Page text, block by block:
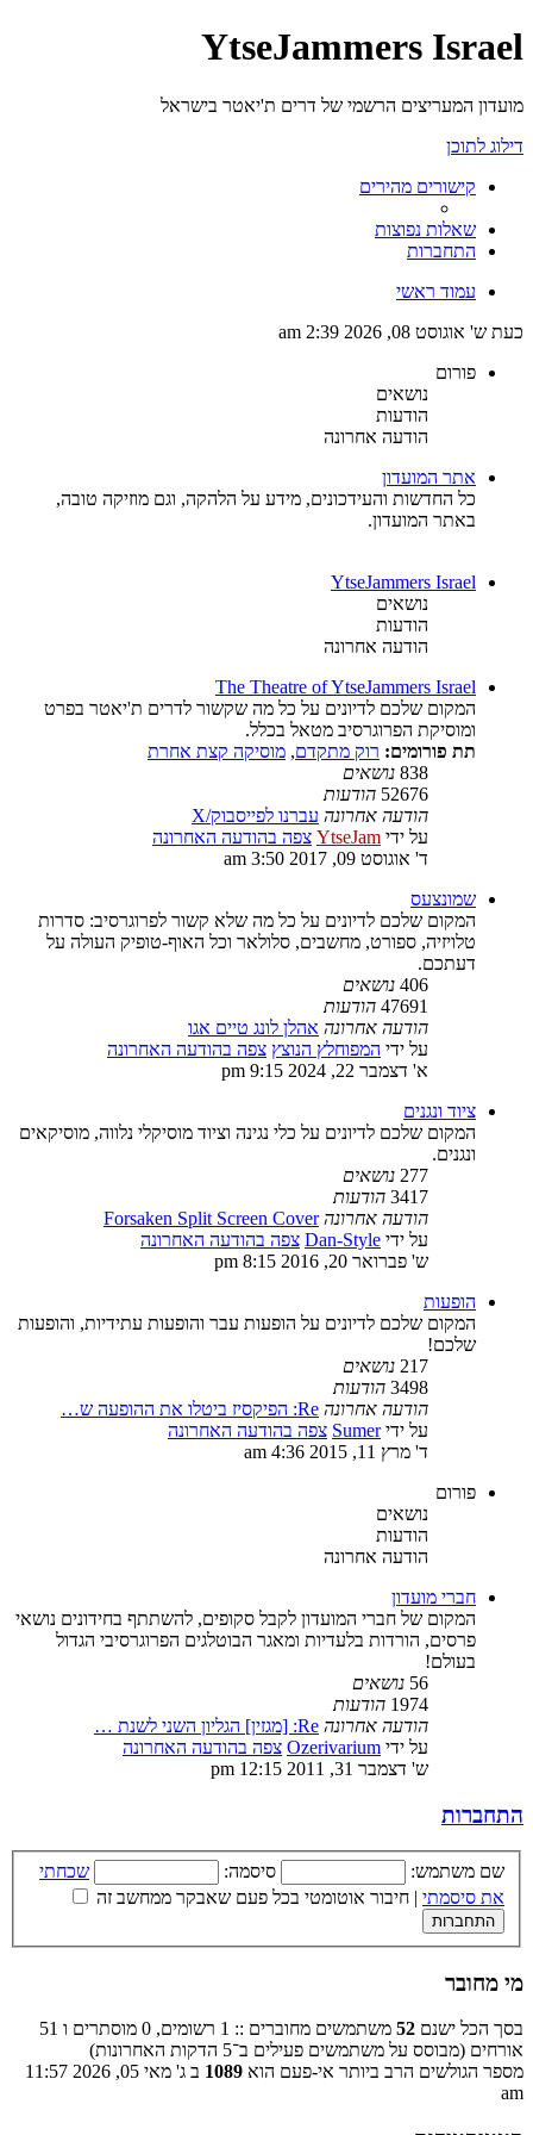
YtseJammers Israel
מועדון המעריצים הרשמי של דרים ת'יאטר בישראל
דילוג לתוכן
קישורים מהירים
שאלות נפוצות
התחברות
עמוד ראשי
כעת ש' אוגוסט 08, 2026 2:39 am
פורום
נושאים
הודעות
הודעה אחרונה
אתר המועדון
כל החדשות והעידכונים, מידע על הלהקה, וגם מוזיקה טובה,
באתר המועדון.
YtseJammers Israel
נושאים
הודעות
הודעה אחרונה
The Theatre of YtseJammers Israel
המקום שלכם לדיונים על כל מה שקשור לדרים ת'יאטר בפרט
ומוסיקת הפרוגרסיב מטאל בכלל.
תת פורומים: רוק מתקדם, מוסיקה קצת אחרת
838 נושאים
52676 הודעות
הודעה אחרונה עברנו לפייסבוק/X
על ידי YtseJam צפה בהודעה האחרונה
ד' אוגוסט 09, 2017 3:50 am
שמונצעס
המקום שלכם לדיונים על כל מה שלא קשור לפרוגרסיב: סדרות
טלויזיה, ספורט, מחשבים, סלולאר וכל האוף-טופיק העולה על
דעתכם.
406 נושאים
47691 הודעות
הודעה אחרונה אהלן לונג טיים אגו
על ידי המפוחלץ הנוצץ צפה בהודעה האחרונה
א' דצמבר 22, 2024 9:15 pm
ציוד ונגנים
המקום שלכם לדיונים על כלי נגינה וציוד מוסיקלי נלווה, מוסיקאים
ונגנים.
277 נושאים
3417 הודעות
הודעה אחרונה Forsaken Split Screen Cover
על ידי Dan-Style צפה בהודעה האחרונה
ש' פברואר 20, 2016 8:15 pm
הופעות
המקום שלכם לדיונים על הופעות עבר והופעות עתידיות, והופעות
שלכם!
217 נושאים
3498 הודעות
הודעה אחרונה Re: הפיקסיז ביטלו את ההופעה ש…
על ידיSumer צפה בהודעה האחרונה
ד' מרץ 11, 2015 4:36 am
פורום
נושאים
הודעות
הודעה אחרונה
חברי מועדון
המקום של חברי המועדון לקבל סקופים, להשתתף בחידונים נושאי
פרסים, הורדות בלעדיות ומאגר הבוטלגים הפרוגרסיבי הגדול
בעולם!
56 נושאים
1974 הודעות
הודעה אחרונה Re: [מגזין] הגליון השני לשנת …
על ידי Ozerivarium צפה בהודעה האחרונה
ש' דצמבר 31, 2011 12:15 pm
התחברות
שם משתמש: סיסמה:
שכחתי
את סיסמתי | חיבור אוטומטי בכל פעם שאבקר ממחשב זה
מי מחובר
בסך הכל ישנם 52
משתמשים מחוברים :: 1 רשומים, 0 מוסתרים ו 51
אורחים (מבוסס על משתמשים פעילים ב־5 הדקות האחרונות)
מספר הגולשים הרב ביותר אי-פעם הוא 1089
ב ג' מאי 05, 2026 11:57
am